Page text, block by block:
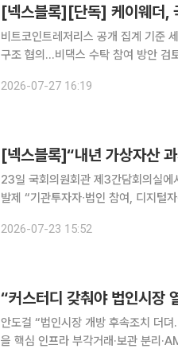
비트코인트레저리스 공개 집계 기준
구조 협의…비댁스 수탁 참여 방안 검
자산 트레저리(DAT) 사업을 추진한
2026-07-27 16:19
[넥스블록]“내년 가상자산
23일 국회의원회관 제3간담회의실에
발제 “기관투자자∙법인 참여, 디지털
께하는 시장으로 진화하고 있다. 법인
2026-07-23 15:52
“커스터디 갖춰야 법인시장
안도걸 “법인시장 개방 후속조치 더
을 핵심 인프라 부각거래·보관 분리·AML 선